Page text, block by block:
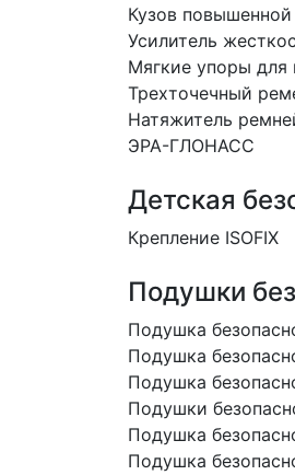
Кузов
Усилитель
Мягкие упоры для
Трехточечный
Натяжитель
ЭРА-ГЛОНАСС
Детская
Крепление ISOFIX
Подушки
Подушка
Подушка
Подушка
Подушки
Подушка
Подушка